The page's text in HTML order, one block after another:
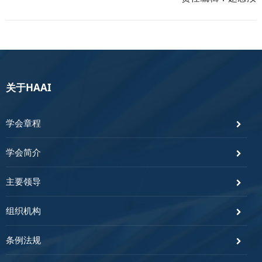
关于HAAI
学会章程
学会简介
主要领导
组织机构
条例法规